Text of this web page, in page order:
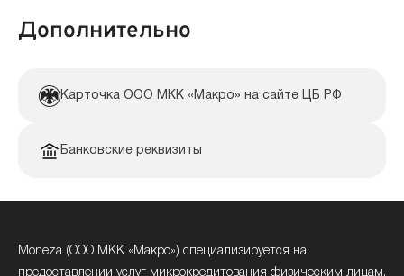
Дополнительно
Карточка ООО МКК «Макро» на сайте ЦБ РФ
Банковские реквизиты
Moneza (ООО МКК «Макро») специализируется на
предоставлении услуг микрокредитования физическим лицам.